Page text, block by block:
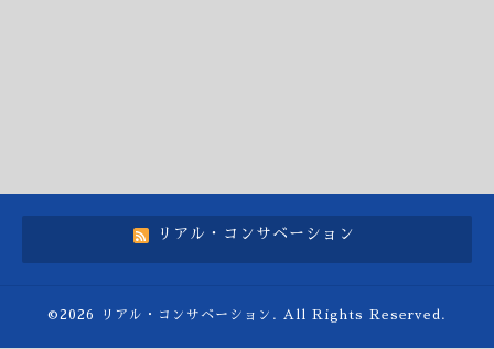
リアル・コンサベーション
©2026 リアル・コンサベーション . All Rights Reserved.